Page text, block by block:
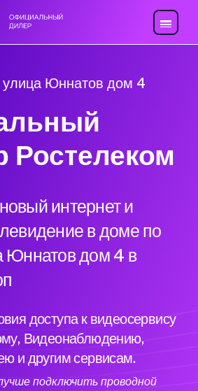
Юннатов дом 4
Ростелеком
интернет и
в доме по
Юннатов дом 4 в
доступа к видеосервису
Видеонаблюдению,
и другим сервисам.
подключить проводной